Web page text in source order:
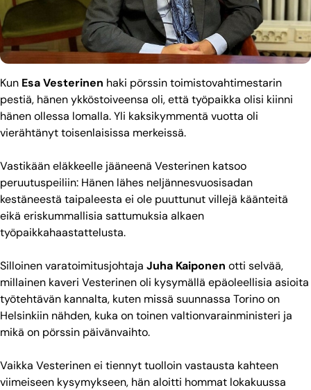
Kun Esa Vesterinen haki pörssin toimistovahtimestarin
pestiä, hänen ykköstoiveensa oli, että työpaikka olisi kiinni
hänen ollessa lomalla. Yli kaksikymmentä vuotta oli
vierähtänyt toisenlaisissa merkeissä.
Vastikään eläkkeelle jääneenä Vesterinen katsoo
peruutuspeiliin: Hänen lähes neljännesvuosisadan
kestäneestä taipaleesta ei ole puuttunut villejä käänteitä
eikä eriskummallisia sattumuksia alkaen
työpaikkahaastattelusta.
Silloinen varatoimitusjohtaja Juha Kaiponen otti selvää,
millainen kaveri Vesterinen oli kysymällä epäoleellisia asioita
työtehtävän kannalta, kuten missä suunnassa Torino on
Helsinkiin nähden, kuka on toinen valtionvarainministeri ja
mikä on pörssin päivänvaihto.
Vaikka Vesterinen ei tiennyt tuolloin vastausta kahteen
viimeiseen kysymykseen, hän aloitti hommat lokakuussa